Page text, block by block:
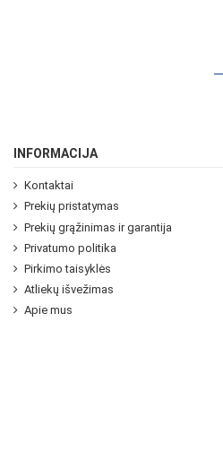
INFORMACIJA
Kontaktai
Prekių pristatymas
Prekių grąžinimas ir garantija
Privatumo politika
Pirkimo taisyklės
Atliekų išvežimas
Apie mus